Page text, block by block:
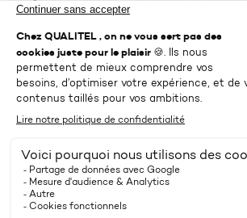
Jean-Frédéric Bailly, Directeur
Recherches du Groupe
à toutes les questions
un podcast pour CertiNergy &